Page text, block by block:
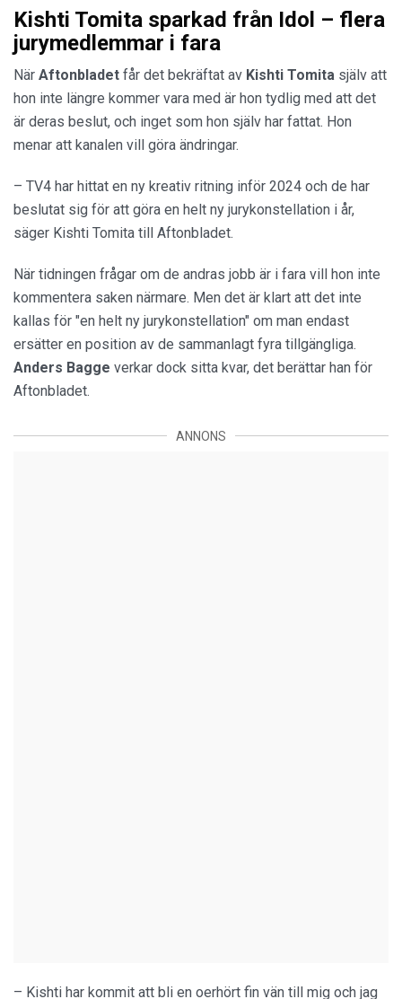
Kishti Tomita sparkad från Idol – flera
jurymedlemmar i fara
När Aftonbladet får det bekräftat av Kishti Tomita själv att
hon inte längre kommer vara med är hon tydlig med att det
är deras beslut, och inget som hon själv har fattat. Hon
menar att kanalen vill göra ändringar.
– TV4 har hittat en ny kreativ ritning inför 2024 och de har
beslutat sig för att göra en helt ny jurykonstellation i år,
säger Kishti Tomita till Aftonbladet.
När tidningen frågar om de andras jobb är i fara vill hon inte
kommentera saken närmare. Men det är klart att det inte
kallas för "en helt ny jurykonstellation" om man endast
ersätter en position av de sammanlagt fyra tillgängliga.
Anders Bagge verkar dock sitta kvar, det berättar han för
Aftonbladet.
ANNONS
– Kishti har kommit att bli en oerhört fin vän till mig och jag